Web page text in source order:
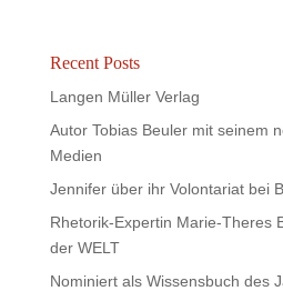
Recent Posts
Langen Müller Verlag
Autor Tobias Beuler mit seinem
Medien
Jennifer über ihr Volontariat bei
Rhetorik-Expertin Marie-Theres
der WELT
Nominiert als Wissensbuch des